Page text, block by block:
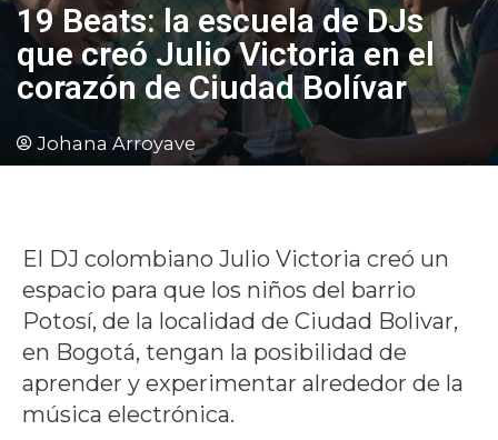
19 Beats: la escuela de DJs
que creó Julio Victoria en el
corazón de Ciudad Bolívar
Johana Arroyave
El DJ colombiano Julio Victoria creó un
espacio para que los niños del barrio
Potosí, de la localidad de Ciudad Bolivar,
en Bogotá, tengan la posibilidad de
aprender y experimentar alrededor de la
música electrónica.